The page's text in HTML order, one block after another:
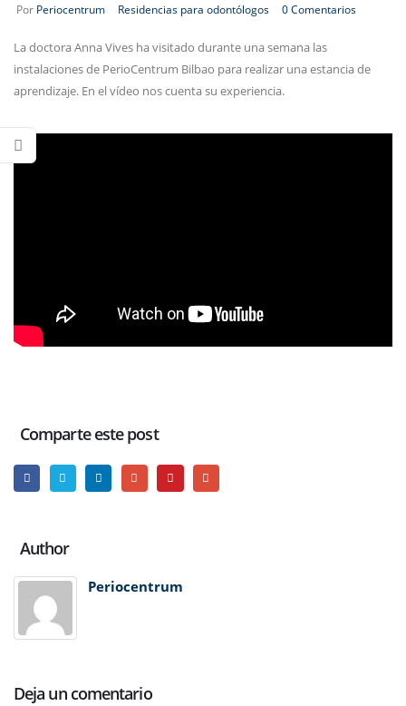
Por Periocentrum Residencias para odontólogos 0 Comentarios
La doctora Anna Vives ha visitado durante una semana las
instalaciones de PerioCentrum Bilbao para realizar una estancia de
aprendizaje. En el vídeo nos cuenta su experiencia.
Comparte este post
Author
Periocentrum
Deja un comentario